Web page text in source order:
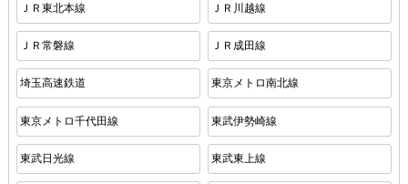
ＪＲ東北本線 ＪＲ川越線
ＪＲ常磐線 ＪＲ成田線
埼玉高速鉄道 東京メトロ南北線
東京メトロ千代田線 東武伊勢崎線
東武日光線 東武東上線